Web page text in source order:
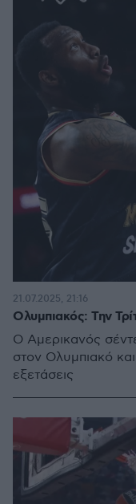
Ολυμπιακός: Την
O Αμερικανός
στον Ολυμπιακό
εξετάσεις
21.07.2025, 21:16